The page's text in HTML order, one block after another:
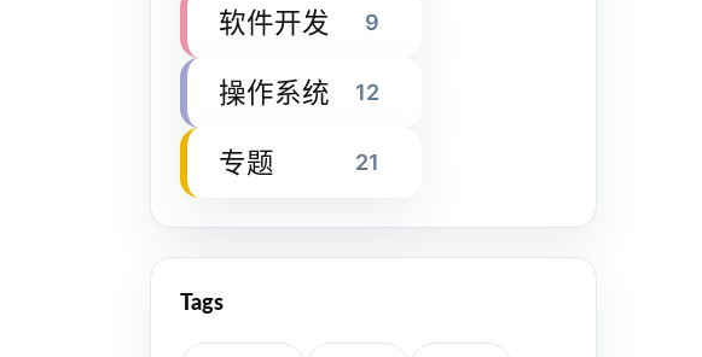
软件开发 9
操作系统 12
专题 21
Tags